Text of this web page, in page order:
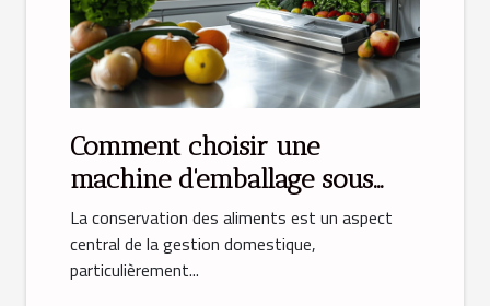
Comment choisir une
machine d'emballage sous
vide idéale pour la maison
La conservation des aliments est un aspect
central de la gestion domestique,
particulièrement...